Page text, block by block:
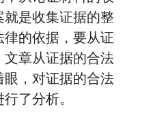
是收集证据的整
的依据，要从证
章从证据的合法
，对证据的合法
了分析。